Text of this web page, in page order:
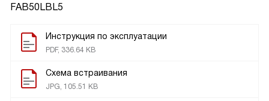
FAB50LBL5
Инструкция по эксплуатации
PDF, 336.64 KB
Схема встраивания
JPG, 105.51 KB